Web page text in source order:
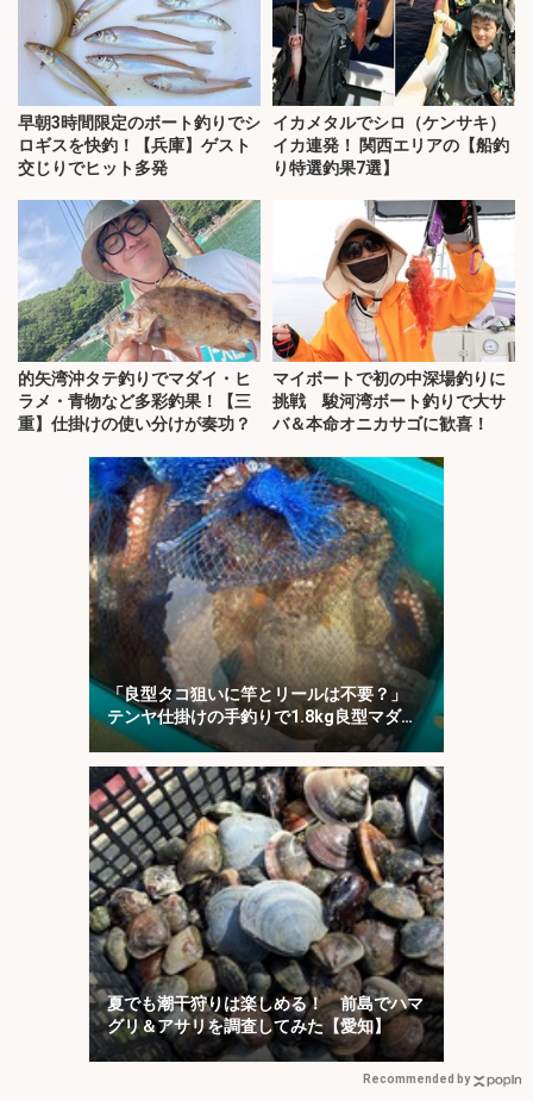
早朝3時間限定のボート釣りでシ
ロギスを快釣！【兵庫】ゲスト
交じりでヒット多発
イカメタルでシロ（ケンサキ）
イカ連発！ 関西エリアの【船釣
り特選釣果7選】
的矢湾沖タテ釣りでマダイ・ヒ
ラメ・青物など多彩釣果！【三
重】仕掛けの使い分けが奏功？
マイボートで初の中深場釣りに
挑戦 駿河湾ボート釣りで大サ
バ＆本命オニカサゴに歓喜！
「良型タコ狙いに竿とリールは不要？」
テンヤ仕掛けの手釣りで1.8kg良型マダ
コ！【川崎丸・東京湾】
夏でも潮干狩りは楽しめる！ 前島でハマ
グリ＆アサリを調査してみた【愛知】
Recommended by